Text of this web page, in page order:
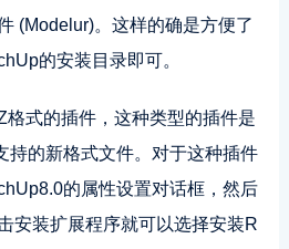
(Modelur)。这样的确是方便了
的安装目录即可。
格式的插件，这种类型的插件是
持的新格式文件。对于这种插件
的属性设置对话框，然后
安装扩展程序就可以选择安装R